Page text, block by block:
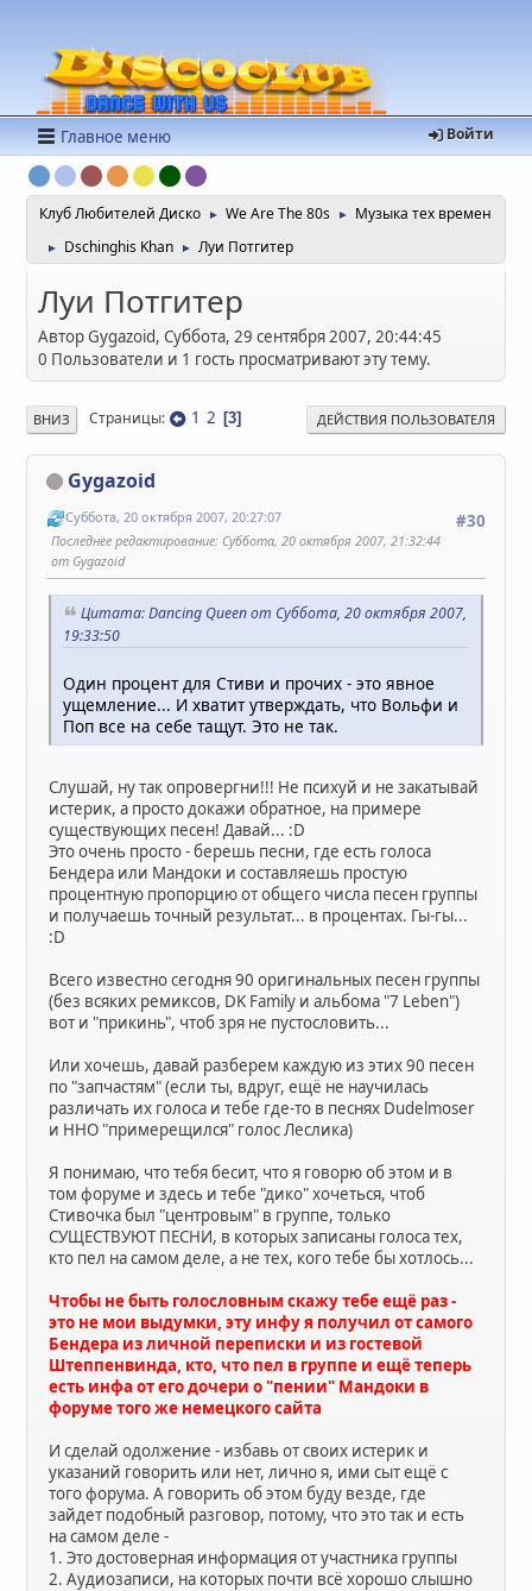
Войти
Главное меню
Клуб Любителей Диско ► We Are The 80s ► Музыка тех времен
► Dschinghis Khan ► Луи Потгитер
Луи Потгитер
Автор Gygazoid, Суббота, 29 сентября 2007, 20:44:45
0 Пользователи и 1 гость просматривают эту тему.
ВНИЗ Страницы 1 2 3 ДЕЙСТВИЯ ПОЛЬЗОВАТЕЛЯ
Gygazoid
#30
Суббота, 20 октября 2007, 20:27:07
Последнее редактирование: Суббота, 20 октября 2007, 21:32:44
от Gygazoid
Цитата: Dancing Queen от Суббота, 20 октября 2007,
19:33:50
Один процент для Стиви и прочих - это явное
ущемление... И хватит утверждать, что Вольфи и
Поп все на себе тащут. Это не так.
Слушай, ну так опровергни!!! Не психуй и не закатывай
истерик, а просто докажи обратное, на примере
существующих песен! Давай... :D
Это очень просто - берешь песни, где есть голоса
Бендера или Мандоки и составляешь простую
процентную пропорцию от общего числа песен группы
и получаешь точный результат... в процентах. Гы-гы...
:D
Всего известно сегодня 90 оригинальных песен группы
(без всяких ремиксов, DK Family и альбома "7 Leben")
вот и "прикинь", чтоб зря не пустословить...
Или хочешь, давай разберем каждую из этих 90 песен
по "запчастям" (если ты, вдруг, ещё не научилась
различать их голоса и тебе где-то в песнях Dudelmoser
и HHO "примерещился" голос Леслика)
Я понимаю, что тебя бесит, что я говорю об этом и в
том форуме и здесь и тебе "дико" хочеться, чтоб
Стивочка был "центровым" в группе, только
СУЩЕСТВУЮТ ПЕСНИ, в которых записаны голоса тех,
кто пел на самом деле, а не тех, кого тебе бы хотлось...
Чтобы не быть голословным скажу тебе ещё раз -
это не мои выдумки, эту инфу я получил от самого
Бендера из личной переписки и из гостевой
Штеппенвинда, кто, что пел в группе и ещё теперь
есть инфа от его дочери о "пении" Мандоки в
форуме того же немецкого сайта
И сделай одолжение - избавь от своих истерик и
указаний говорить или нет, лично я, ими сыт ещё с
того форума. А говорить об этом буду везде, где
зайдет подобный разговор, потому, что это так и есть
на самом деле -
1. Это достоверная информация от участника группы
2. Аудиозаписи, на которых почти всё хорошо слышно